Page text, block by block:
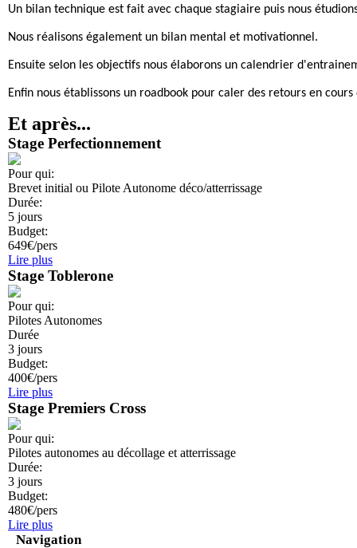
Un bilan technique est fait avec chaque stagiaire puis nous
Nous réalisons également un bilan mental et motivationnel.
Ensuite selon les objectifs nous élaborons un calendrier
Enfin nous établissons un roadbook pour caler des retours en cours
Et après...
Stage Perfectionnement
Pour qui:
Brevet initial ou Pilote Autonome déco/atterrissage
Durée:
5 jours
Budget:
649€/pers
Lire plus
Stage Toblerone
Pour qui:
Pilotes Autonomes
Durée
3 jours
Budget:
400€/pers
Lire plus
Stage Premiers Cross
Pour qui:
Pilotes autonomes au décollage et atterrissage
Durée:
3 jours
Budget:
480€/pers
Lire plus
Navigation